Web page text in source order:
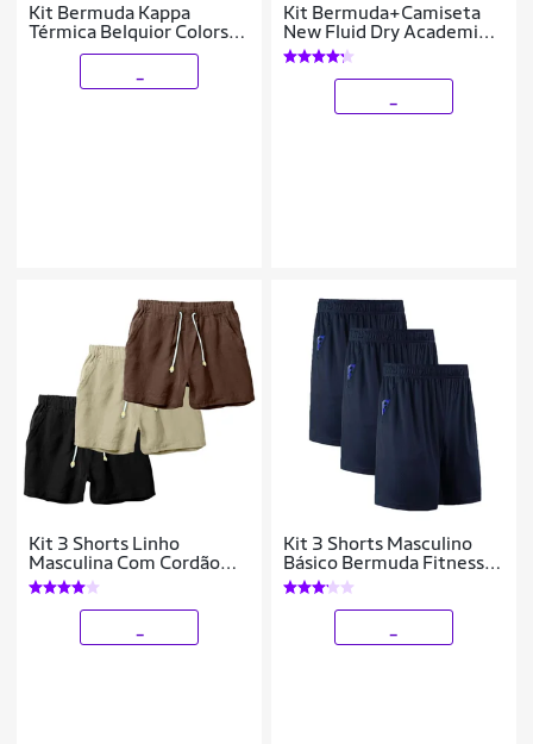
Kit Bermuda Kappa
Térmica Belquior Colors
UV C/2 Masculina
Kit Bermuda+Camiseta
New Fluid Dry Academia
Alpha
Kit 3 Shorts Linho
Masculina Com Cordão
Bermuda Casual Verão
Kit 3 Shorts Masculino
Básico Bermuda Fitness
Para Treino Academia
Corrida